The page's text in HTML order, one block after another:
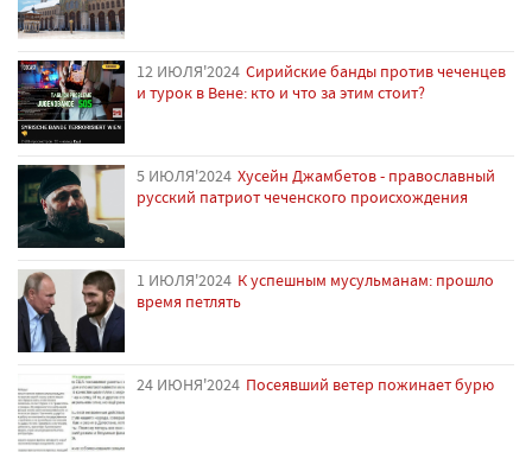
12 ИЮЛЯ'2024 Сирийские банды против чеченцев
и турок в Вене: кто и что за этим стоит?
5 ИЮЛЯ'2024 Хусейн Джамбетов - православный
русский патриот чеченского происхождения
1 ИЮЛЯ'2024 К успешным мусульманам: прошло
время петлять
24 ИЮНЯ'2024 Посеявший ветер пожинает бурю